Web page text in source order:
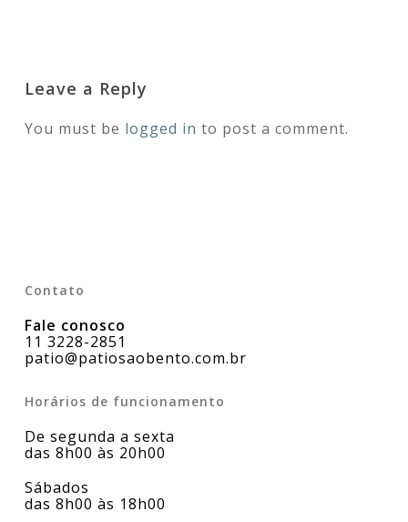
Leave a Reply
You must be logged in to post a comment.
Contato
Fale conosco
11 3228-2851
patio@patiosaobento.com.br
Horários de funcionamento
De segunda a sexta
das 8h00 às 20h00
Sábados
das 8h00 às 18h00